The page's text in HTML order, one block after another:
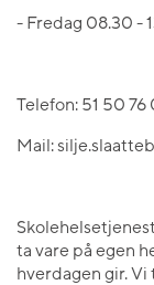
- Fredag 08.30 -
Telefon: 51 50 76
Mail:
ta vare på egen
hverdagen gir.